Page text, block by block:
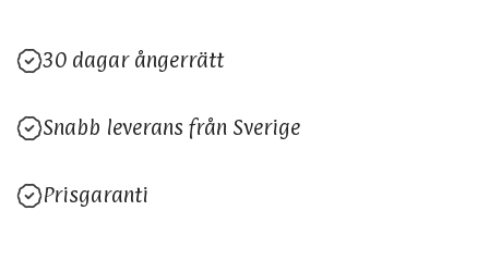
30 dagar ångerrätt
Snabb leverans från Sverige
Prisgaranti